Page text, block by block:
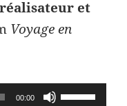
et
Voyage en
00:00
Utilisez